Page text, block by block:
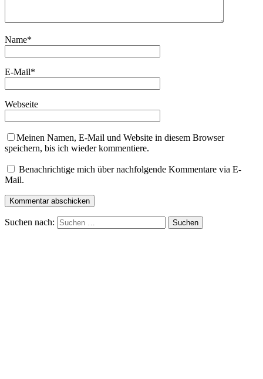
Name*
E-Mail*
Webseite
Meinen Namen, E-Mail und Website in diesem Browser
speichern, bis ich wieder kommentiere.
Benachrichtige mich über nachfolgende Kommentare via E-
Mail.
Suchen nach: